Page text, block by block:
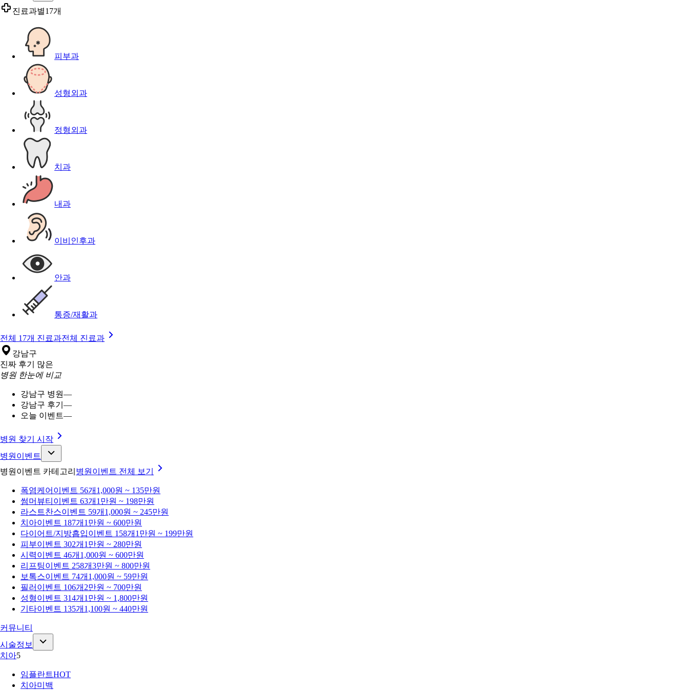
진료과별17개
피부과
성형외과
정형외과
치과
내과
이비인후과
안과
통증/재활과
전체 17개 진료과전체 진료과
강남구
진짜 후기 많은
병원 한눈에 비교
강남구 병원—
강남구 후기 —
오늘 이벤트—
병원 찾기 시작
병원이벤트
병원이벤트 카테고리 병원이벤트 전체 보기
폭염케어 이벤트 56개 1,000원 ~ 135만원
썸머뷰티 이벤트 63개 1만원 ~ 198만원
라스트찬스이벤트 59개 1,000원 ~ 245만원
치아이벤트 187개 1만원 ~ 600만원
다이어트/지방흡입이벤트 158개 1만원 ~ 199만원
피부이벤트 302개 1만원 ~ 280만원
시력이벤트 46개 1,000원 ~ 600만원
리프팅이벤트 258개3만원 ~ 800만원
보톡스이벤트 74개 1,000원 ~ 59만원
필러 이벤트 106개 2만원 ~ 700만원
성형이벤트 314개 1만원 ~ 1,800만원
기타이벤트 135개 1,100원 ~ 440만원
커뮤니티
시술정보
치아5
임플란트HOT
치아미백